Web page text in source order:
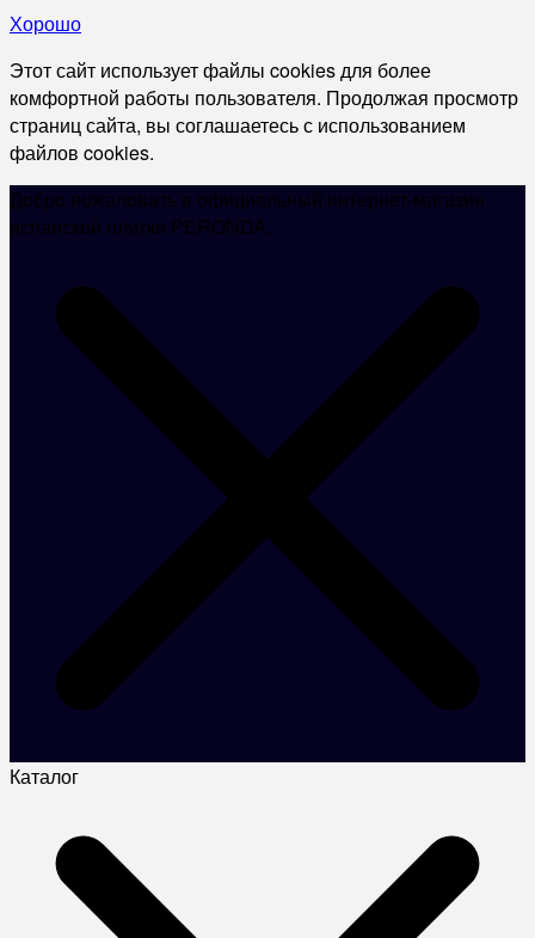
Хорошо
Этот сайт использует файлы cookies для более
комфортной работы пользователя. Продолжая просмотр
страниц сайта, вы соглашаетесь с использованием
файлов cookies.
Добро пожаловать в официальный интернет-магазин
испанской плитки PERONDA.
Каталог